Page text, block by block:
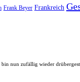
Frank Beyer Frankreich
nun zufällig wieder